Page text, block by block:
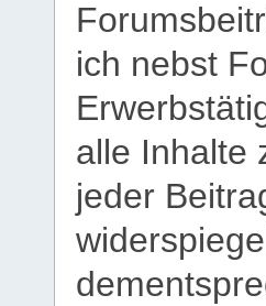
ich nebst
alle Inhalte
jeder